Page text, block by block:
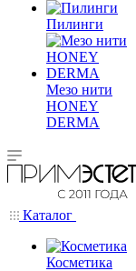
Пилинги
Мезо нити
HONEY
DERMA
Каталог
Косметика